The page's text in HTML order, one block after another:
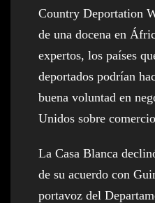
Country Deportation
de una docena en
expertos, los países
deportados podrían
buena voluntad en
Unidos sobre
La Casa Blanca
de su acuerdo con
portavoz del